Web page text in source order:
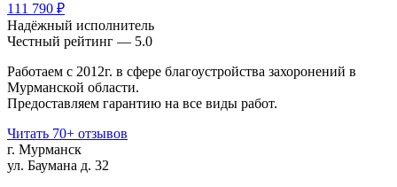
111 790 ₽
Надёжный исполнитель
Чеcтный рейтинг — 5.0
Работаем с 2012г. в сфере благоустройства захоронений в
Мурманской области.
Предоставляем гарантию на все виды работ.
Читать 70+ отзывов
г. Мурманск
ул. Баумана д. 32